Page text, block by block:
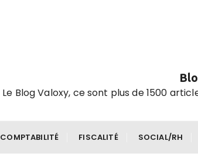
Le Blog Valoxy, ce sont plus de 1500
COMPTABILITÉ FISCALITÉ SOCIAL/RH